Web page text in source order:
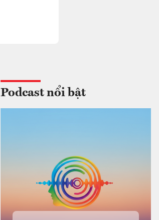
Podcast nổi bật